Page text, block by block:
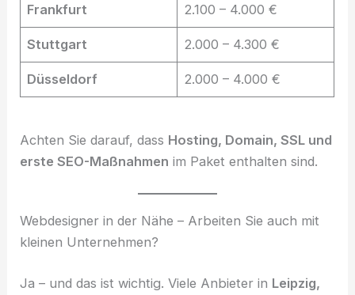
Frankfurt 2.100 – 4.000 €
Stuttgart 2.000 – 4.300 €
Düsseldorf 2.000 – 4.000 €
Achten Sie darauf, dass Hosting, Domain, SSL und
erste SEO-Maßnahmen im Paket enthalten sind.
Webdesigner in der Nähe – Arbeiten Sie auch mit
kleinen Unternehmen?
Ja – und das ist wichtig. Viele Anbieter in Leipzig,